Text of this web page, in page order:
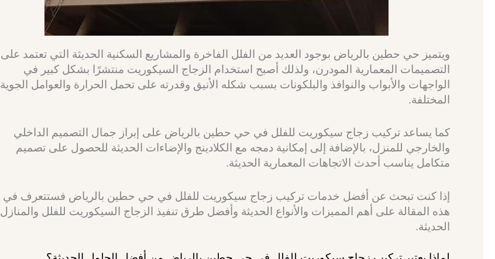
ويتميز حي حطين بالرياض بوجود العديد من الفلل الفاخرة والمشاريع السكنية الحديثة التي تعتمد على
التصميمات المعمارية المودرن، ولذلك أصبح استخدام الزجاج السيكوريت منتشرًا بشكل كبير في
الواجهات والأبواب والنوافذ والبلكونات بسبب شكله الأنيق وقدرته على تحمل الحرارة والعوامل الجوية
المختلفة.
كما يساعد تركيب زجاج سيكوريت للفلل في حي حطين بالرياض على إبراز جمال التصميم الداخلي
والخارجي للمنزل، بالإضافة إلى إمكانية دمجه مع الكلادينج والإضاءات الحديثة للحصول على تصميم
متكامل يناسب أحدث الاتجاهات المعمارية الحديثة.
إذا كنت تبحث عن أفضل خدمات تركيب زجاج سيكوريت للفلل في حي حطين بالرياض فستتعرف في
هذه المقالة على أهم المميزات والأنواع الحديثة وأفضل طرق تنفيذ الزجاج السيكوريت للفلل والمنازل
الحديثة.